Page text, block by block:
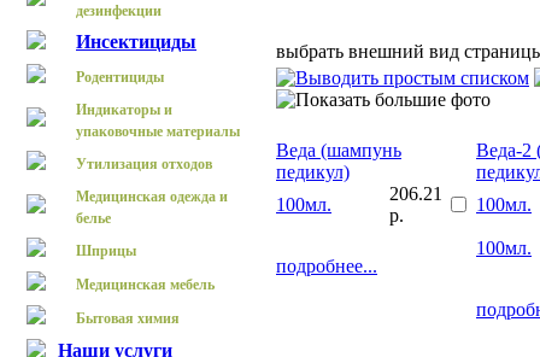
дезинфекции
Инсектициды
Родентициды
Индикаторы и
упаковочные материалы
Утилизация отходов
Медицинская одежда и
белье
Шприцы
Медицинская мебель
Бытовая химия
Наши услуги
выбрать внешний вид
Веда (шампунь
педикул)
100мл.
206.21
р.
подробнее...
Веда-2
100мл.
100мл.